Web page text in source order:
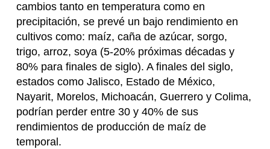
cambios tanto en temperatura como en
precipitación, se prevé un bajo rendimiento en
cultivos como: maíz, caña de azúcar, sorgo,
trigo, arroz, soya (5-20% próximas décadas y
80% para finales de siglo). A finales del siglo,
estados como Jalisco, Estado de México,
Nayarit, Morelos, Michoacán, Guerrero y Colima,
podrían perder entre 30 y 40% de sus
rendimientos de producción de maíz de
temporal.